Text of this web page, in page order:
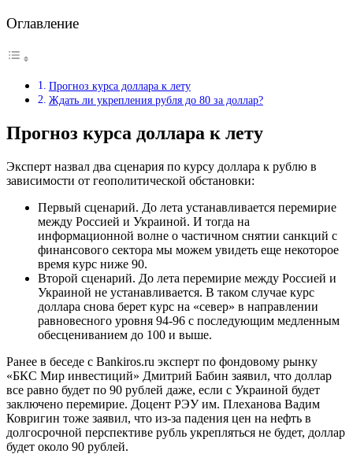
Оглавление
Прогноз курса доллара к лету
Ждать ли укрепления рубля до 80 за доллар?
Прогноз курса доллара к лету
Эксперт назвал два сценария по курсу доллара к рублю в
зависимости от геополитической обстановки:
Первый сценарий. До лета устанавливается перемирие
между Россией и Украиной. И тогда на
информационной волне о частичном снятии санкций с
финансового сектора мы можем увидеть еще некоторое
время курс ниже 90.
Второй сценарий. До лета перемирие между Россией и
Украиной не устанавливается. В таком случае курс
доллара снова берет курс на «север» в направлении
равновесного уровня 94-96 с последующим медленным
обесцениванием до 100 и выше.
Ранее в беседе с Bankiros.ru эксперт по фондовому рынку
«БКС Мир инвестиций» Дмитрий Бабин заявил, что доллар
все равно будет по 90 рублей даже, если с Украиной будет
заключено перемирие. Доцент РЭУ им. Плеханова Вадим
Ковригин тоже заявил, что из-за падения цен на нефть в
долгосрочной перспективе рубль укрепляться не будет, доллар
будет около 90 рублей.